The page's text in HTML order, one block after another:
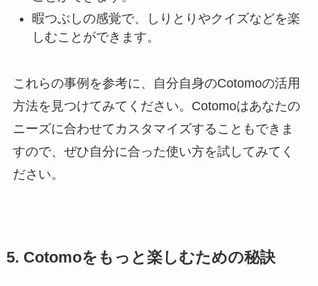
暇つぶしの感覚で、しりとりやクイズなどを楽
しむことができます。
これらの事例を参考に、自分自身のCotomoの活用
方法を見つけてみてください。Cotomoはあなたの
ニーズに合わせてカスタマイズすることもできま
すので、ぜひ自分に合った使い方を試してみてく
ださい。
5. Cotomoをもっと楽しむための秘訣